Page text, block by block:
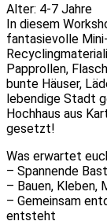
Alter: 4-7 Jahre
In diesem
fantasievolle
Papprollen,
bunte Häuser,
lebendige Stadt
Hochhaus aus
gesetzt!
Was erwartet
– Spannende
– Bauen, Kleben,
– Gemeinsam
entsteht